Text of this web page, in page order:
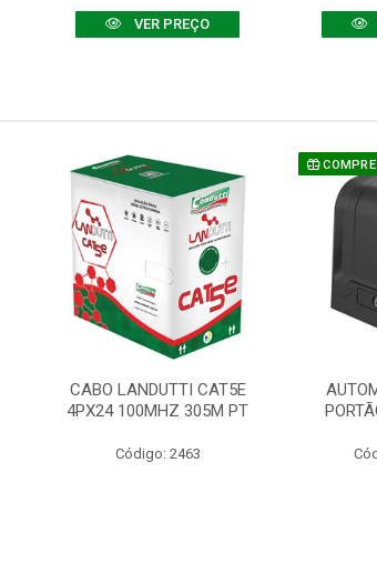
VER PREÇO
CABO LANDUTTI CAT5E
4PX24 100MHZ 305M PT
Código: 2463
COMPRE